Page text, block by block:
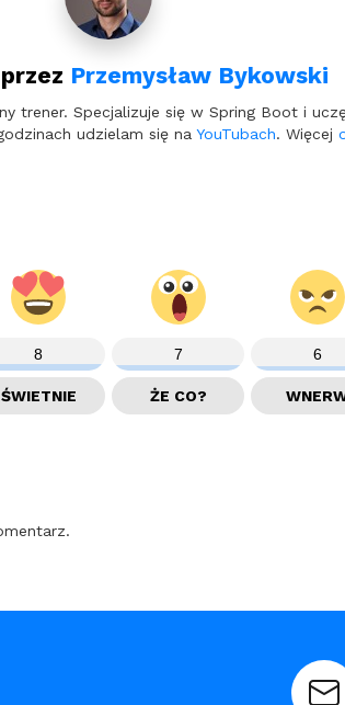
Przemysław Bykowski
trener. Specjalizuje się w Spring Boot i
udzielam się na YouTubach. Więcej
8
ŚWIETNIE
7
ŻE CO?
6